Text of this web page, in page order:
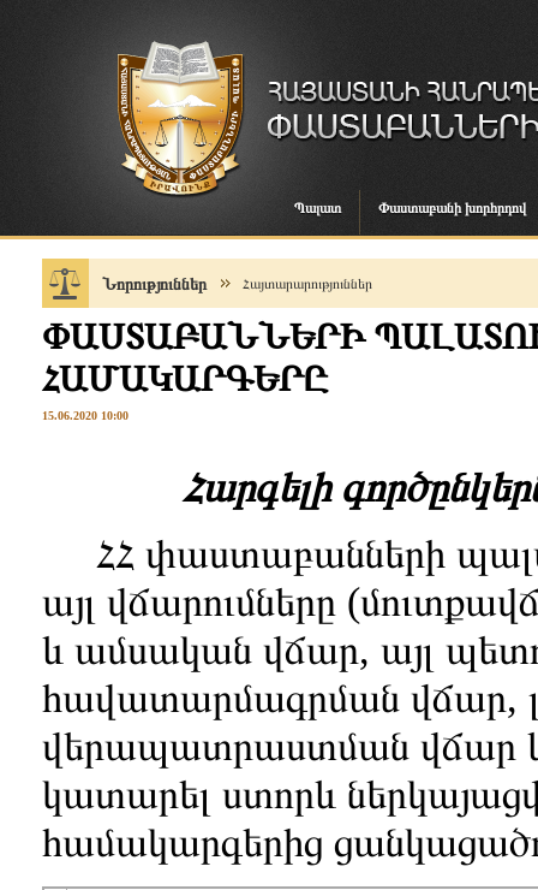
Պալատ Փաստաբանի խորհրդով
Նորություններ Հայտարարություններ
ՓԱՍՏԱԲԱՆՆԵՐԻ
ՀԱՄԱԿԱՐԳԵՐԸ
15.06.2020 10:00
Հարգելի
ՀՀ փաստաբանների
այլ վճարումները
և ամսական վճար, այլ
հավատարմագրման վճար,
վերապատրաստման վճար
կատարել ստորև
համակարգերից